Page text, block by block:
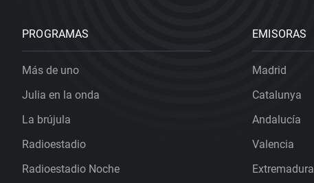
PROGRAMAS
Más de uno
Julia en la onda
La brújula
Radioestadio
Radioestadio Noche
EMISORAS
Madrid
Catalunya
Andalucía
Valencia
Extremadura